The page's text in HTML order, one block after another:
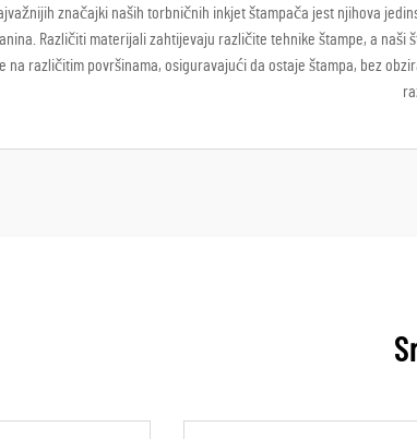
značajki naših torbničnih inkjet štampača jest njihova
Različiti materijali zahtijevaju različite tehnike štampe, a naši
na različitim površinama, osiguravajući da ostaje štampa, bez